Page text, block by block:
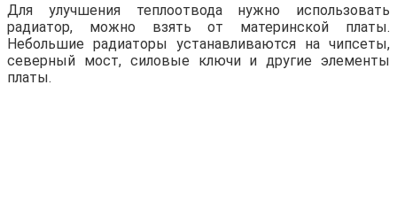
Для улучшения теплоотвода нужно использовать
радиатор, можно взять от материнской платы.
Небольшие радиаторы устанавливаются на чипсеты,
северный мост, силовые ключи и другие элементы
платы.